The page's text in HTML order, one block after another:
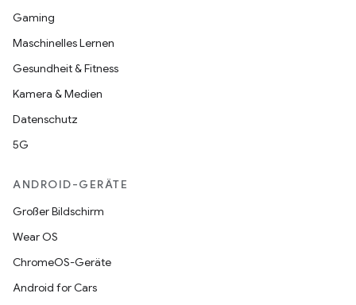
Gaming
Maschinelles Lernen
Gesundheit & Fitness
Kamera & Medien
Datenschutz
5G
ANDROID-GERÄTE
Großer Bildschirm
Wear OS
ChromeOS-Geräte
Android for Cars